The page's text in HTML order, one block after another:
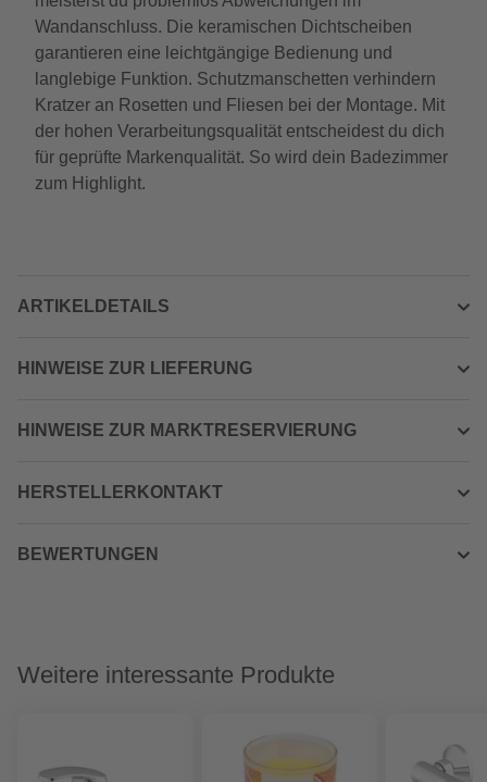
Wandanschluss. Die keramischen Dichtscheiben
garantieren eine leichtgängige Bedienung und
langlebige Funktion. Schutzmanschetten verhindern
Kratzer an Rosetten und Fliesen bei der Montage. Mit
der hohen Verarbeitungsqualität entscheidest du dich
für geprüfte Markenqualität. So wird dein Badezimmer
zum Highlight.
ARTIKELDETAILS
HINWEISE ZUR LIEFERUNG
HINWEISE ZUR MARKTRESERVIERUNG
HERSTELLERKONTAKT
BEWERTUNGEN
Weitere interessante Produkte